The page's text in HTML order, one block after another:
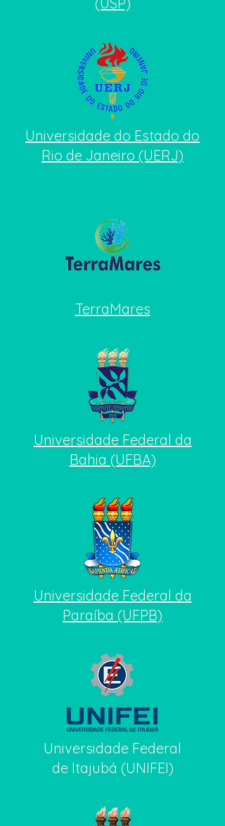
Universidade do Estado do
Rio de Janeiro (UERJ)
​TerraMares
​Universidade Federal da
Bahia (UFBA)
Universidade Federal da
Paraíba (UFPB)
Universidade Federal
de Itajubá (UNIFEI)